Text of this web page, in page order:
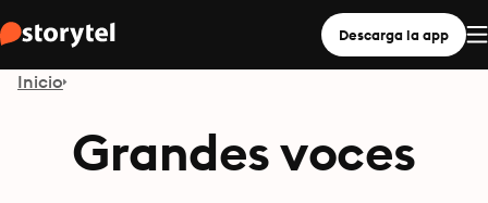
Descarga la app
Inicio
Grandes voces